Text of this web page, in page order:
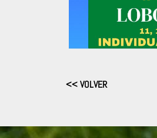
<< VOLVER